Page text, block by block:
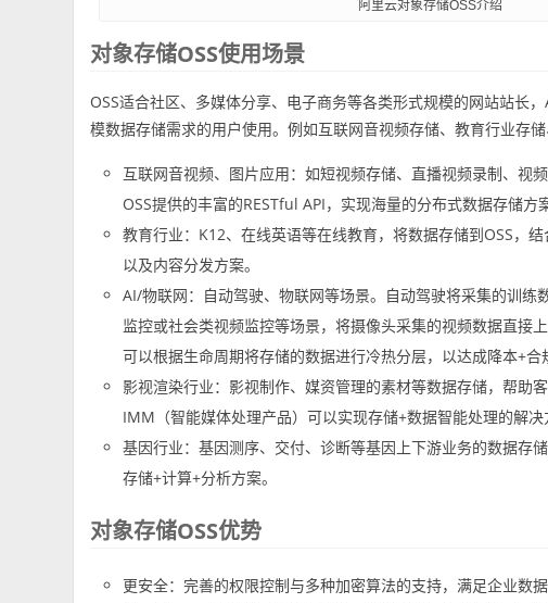
阿里云对象存储OSS介绍
对象存储OSS使用场景
OSS适合社区、多媒体分享、电子商务等各类形式规模的网站站长
模数据存储需求的用户使用。例如互联网音视频存储、教育行业存
互联网音视频、图片应用：如短视频存储、直播视频录制、视
OSS提供的丰富的RESTful API，实现海量的分布式数据存储方案
教育行业：K12、在线英语等在线教育，将数据存储到OSS，
以及内容分发方案。
AI/物联网：自动驾驶、物联网等场景。自动驾驶将采集的训练
监控或社会类视频监控等场景，将摄像头采集的视频数据直接
可以根据生命周期将存储的数据进行冷热分层，以达成降本+合
影视渲染行业：影视制作、媒资管理的素材等数据存储，帮助
IMM（智能媒体处理产品）可以实现存储+数据智能处理的解决
基因行业：基因测序、交付、诊断等基因上下游业务的数据存
存储+计算+分析方案。
对象存储OSS优势
更安全：完善的权限控制与多种加密算法的支持，满足企业数